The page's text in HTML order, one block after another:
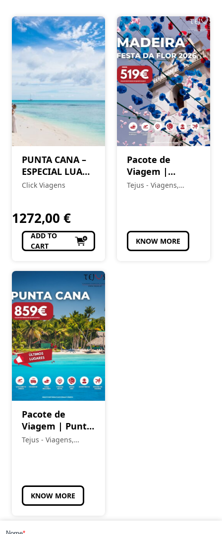
PUNTA CANA –
ESPECIAL LUA
DE MEL
Click Viagens
1272,00 €
ADD TO
CART
Pacote de
Viagem |
Funchal – Festa
Tejus - Viagens,
KNOW MORE
Pacote de
Viagem | Punta
Cana – Últimos
Tejus - Viagens,
KNOW MORE